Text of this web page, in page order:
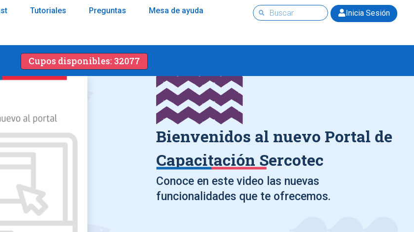
Tutoriales Preguntas Mesa de ayuda Inicia Sesión
Cupos disponibles: 32077
Bienvenidos al nuevo Portal de
Capacitación Sercotec
Conoce en este video las nuevas
funcionalidades que te ofrecemos.